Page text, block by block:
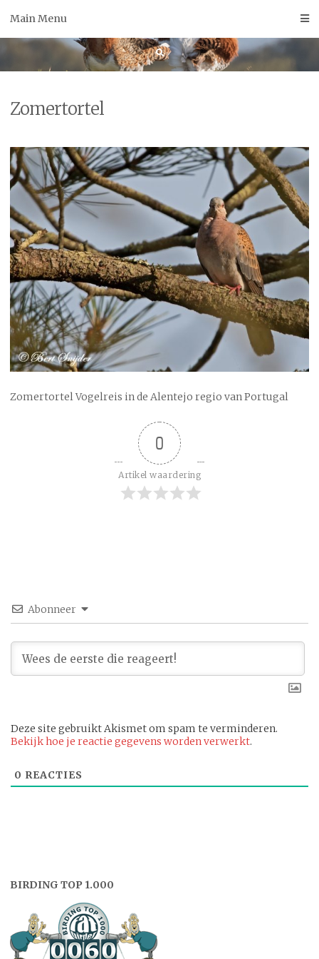
Main Menu
Zomertortel
Zomertortel Vogelreis in de Alentejo regio van Portugal
0
Artikel waardering
Abonneer
Deze site gebruikt Akismet om spam te verminderen.
Bekijk hoe je reactie gegevens worden verwerkt.
0 REACTIES
BIRDING TOP 1.000